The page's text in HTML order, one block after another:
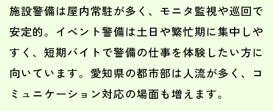
施設警備は屋内常駐が多く、モニタ監視や巡回で
安定的。イベント警備は土日や繁忙期に集中しや
すく、短期バイトで警備の仕事を体験したい方に
向いています。愛知県の都市部は人流が多く、コ
ミュニケーション対応の場面も増えます。